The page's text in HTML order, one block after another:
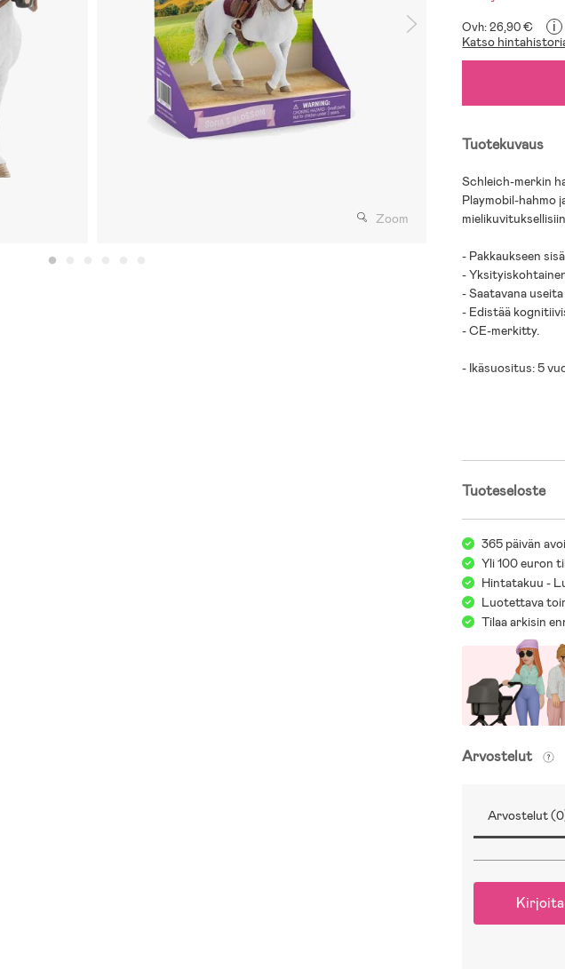
Zoom
Ovh: 26,90 € i
Katso
Tuotekuvaus
Schleich-merkin
Playmobil-hahmo
- Pakkaukseen
-
- Saatavana
- Edistää
- CE-merkitty.
- Ikäsuositus: 5
Tuoteseloste
365 päivän
Yli 100 euron
Hintatakuu -
Luotettava
Tilaa arkisin
Arvostelut
Arvostelut